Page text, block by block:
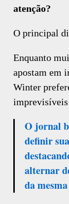
atenção?
O principal
Enquanto
apostam em
Winter
imprevisíveis
O jornal
definir
alternar
da